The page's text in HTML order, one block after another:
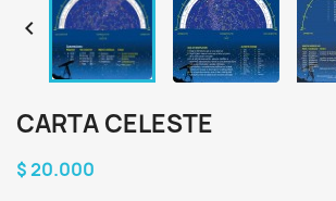

CARTA CELESTE
$ 20.000